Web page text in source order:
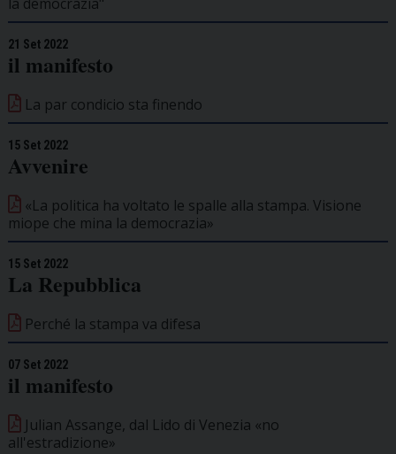
21 Set 2022
il manifesto
La par condicio sta finendo
15 Set 2022
Avvenire
«La politica ha voltato le spalle alla stampa. Visione
miope che mina la democrazia»
15 Set 2022
La Repubblica
Perché la stampa va difesa
07 Set 2022
il manifesto
Julian Assange, dal Lido di Venezia «no
all'estradizione»